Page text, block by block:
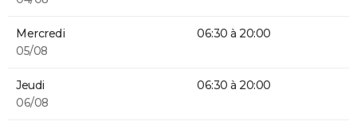
Mercredi
05/08
06:30 à 20:00
Jeudi
06/08
06:30 à 20:00